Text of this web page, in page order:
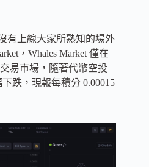
有上線大家所熟知的場外
，Whales Market 僅在
易市場，隨著代幣空投
跌，現報每積分 0.00015